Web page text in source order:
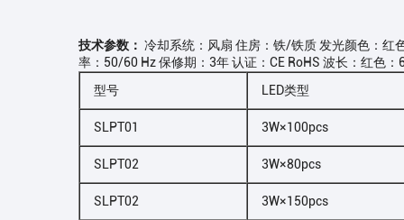
技术参数： 冷却系统：风扇 住房：铁/铁质 发光颜色：
率：50/60 Hz 保修期：3年 认证：CE RoHS 波长：红色
型号
LED类型
SLPT01 3W×100pcs
SLPT02 3W×80pcs
SLPT02 3W×150pcs